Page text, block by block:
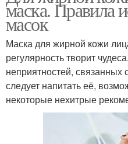
маска. Правила
масок
Маска для жирной кожи
регулярность творит
неприятностей, связанных
следует напитать её,
некоторые нехитрые